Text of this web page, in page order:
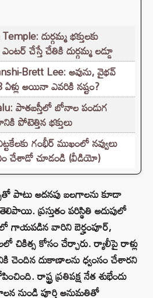
దుర్గమ్మ భక్తులకు
చేస్తే చేతికి దుర్గమ్మ లడ్డూ
Brett Lee: అవును, వైభవ్
అయినా ఎవరికి నష్టం?
పాతబస్తీలో బోనాల పండుగ
పోటెత్తిన భక్తులు
గంభీర్ ముఖంలో నవ్వులు
చేశాడో చూడండి (వీడియో)
పాటు అదనపు బలగాలను కూడా
ప్రస్తుతం పరిస్థితి అదుపులో
గాయపడిన వారిని బెర్హంపూర్,
కోసం చేర్చారు. ర్యాలీపై రాళ్లు
చెందిన దుకాణాలను ధ్వంసం చేశారని
రాష్ట్ర ప్రతిపక్ష నేత శుభేందు
నుండి పూర్తి అనుమతితో